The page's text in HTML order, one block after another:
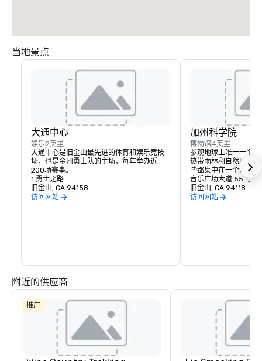
当地景点
大通中心
娱乐2英里
大通中心是旧金山最先进的体育和娱乐竞技
场，也是金州勇士队的主场，每年举办近
200场赛事。
1 勇士之路
旧金山, CA 94158
访问网站
加州科学院
博物馆4英里
参观地球上唯一一个
热带雨林和自然历史
些都集中在一个活生
音乐广场大道 55 号
旧金山, CA 94118
访问网站
附近的供应商
推广